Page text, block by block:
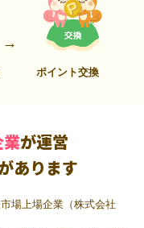
ポイント交換
が運営
あります
場上場企業（株式会社